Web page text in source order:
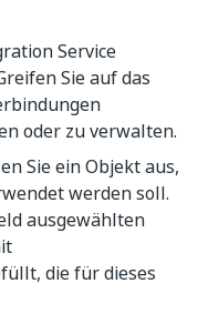
Service
Sie auf das
oder zu verwalten.
Sie ein Objekt aus,
werden soll.
ausgewählten
die für dieses